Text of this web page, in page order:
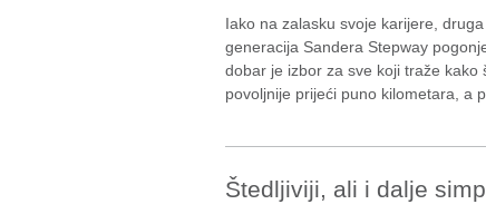
Iako na zalasku svoje karijere, druga
generacija Sandera Stepway
dobar je izbor za sve koji traže kako
povoljnije prijeći puno kilometara, a
Štedljiviji, ali i dalje